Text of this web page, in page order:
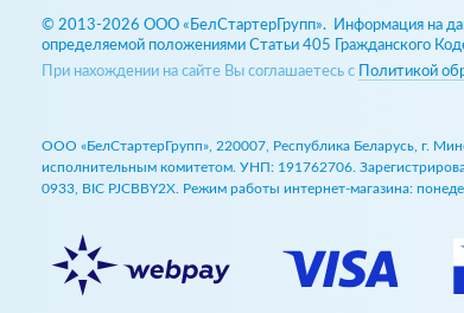
© 2013-2026 ООО «БелСтартерГрупп». Информация на
определяемой положениями Статьи 405 Гражданского
При нахождении на сайте Вы соглашаетесь с
Политикой
ООО «БелСтартерГрупп», 220007, Республика Беларусь, г.
исполнительным комитетом. УНП: 191762706.
0933, BIC PJCBBY2X. Режим работы интернет-магазина: